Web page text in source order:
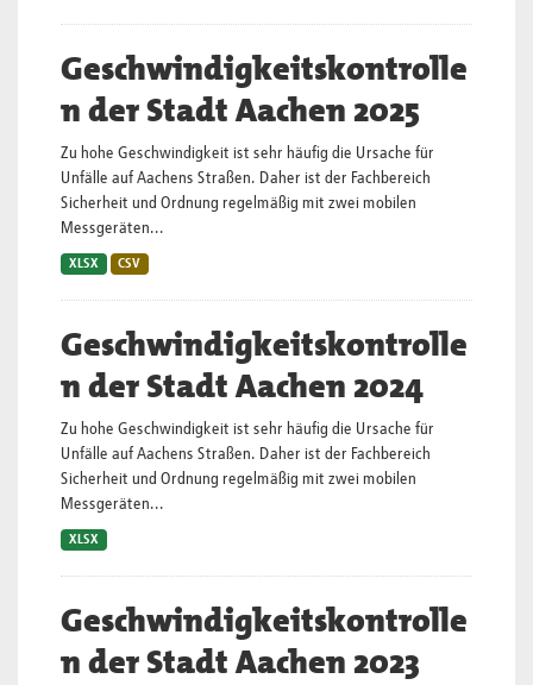
Geschwindigkeitskontrolle
n der Stadt Aachen 2025
Zu hohe Geschwindigkeit ist sehr häufig die Ursache für
Unfälle auf Aachens Straßen. Daher ist der Fachbereich
Sicherheit und Ordnung regelmäßig mit zwei mobilen
Messgeräten...
XLSX CSV
Geschwindigkeitskontrolle
n der Stadt Aachen 2024
Zu hohe Geschwindigkeit ist sehr häufig die Ursache für
Unfälle auf Aachens Straßen. Daher ist der Fachbereich
Sicherheit und Ordnung regelmäßig mit zwei mobilen
Messgeräten...
XLSX
Geschwindigkeitskontrolle
n der Stadt Aachen 2023